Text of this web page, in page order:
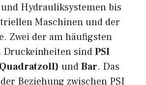
Hydrauliksystemen bis
Maschinen und der
Zwei der am häufigsten
Druckeinheiten sindPSI
undBar. Das
Beziehung zwischen PSI